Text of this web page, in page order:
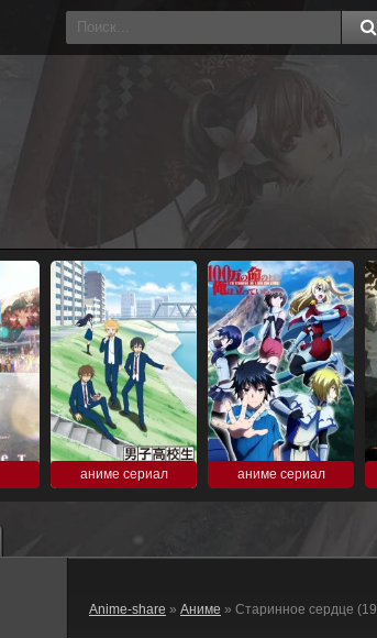
аниме сериал аниме сериал
Anime-share » Аниме » Старинное сердце